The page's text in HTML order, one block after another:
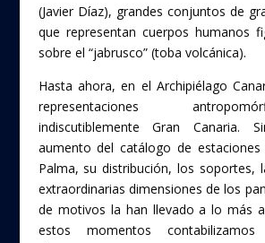
(Javier Díaz), grandes conjuntos de
que representan cuerpos humanos
sobre el “jabrusco” (toba volcánica).
Hasta ahora, en el Archipiélago
representaciones
indiscutiblemente Gran Canaria.
aumento del catálogo de
Palma, su distribución, los soportes,
extraordinarias dimensiones de los
de motivos la han llevado a lo más
estos momentos